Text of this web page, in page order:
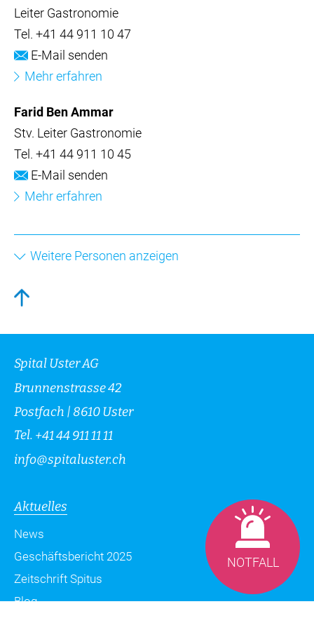
Leiter Gastronomie
Tel. +41 44 911 10 47
E-Mail senden
Mehr erfahren
Farid Ben Ammar
Stv. Leiter Gastronomie
Tel. +41 44 911 10 45
E-Mail senden
Mehr erfahren
Weitere Personen anzeigen
NOTFALL
Spital Uster AG
Brunnenstrasse 42
Postfach | 8610 Uster
Tel. +41 44 911 11 11
info@spitaluster.ch
Aktuelles
News
Geschäftsbericht 2025
Zeitschrift Spitus
Blog